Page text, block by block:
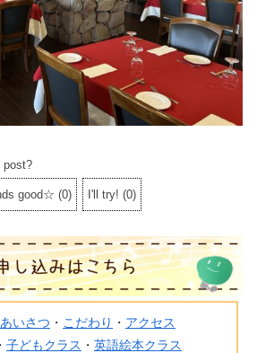
post?
good☆ (0) I'll try! (0)
いさつ ・ こだわり ・ アクセス
・ 子どもクラス ・ 英語絵本クラス